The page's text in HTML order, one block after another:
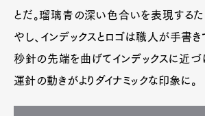
とだ。瑠璃青の深い色合いを表現する
やし、インデックスとロゴは職人が手書
秒針の先端を曲げてインデックスに近づ
運針の動きがよりダイナミックな印象に。